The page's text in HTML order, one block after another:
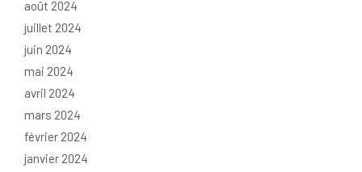
août 2024
juillet 2024
juin 2024
mai 2024
avril 2024
mars 2024
février 2024
janvier 2024